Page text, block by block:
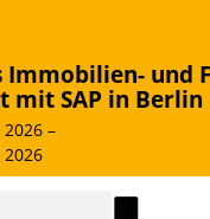
Immobilien- und
mit SAP in Berlin
–